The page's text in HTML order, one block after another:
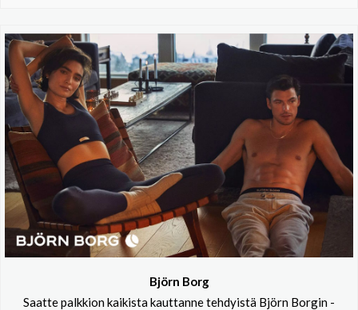
Björn Borg
Saatte palkkion kaikista kauttanne tehdyistä Björn Borgin -